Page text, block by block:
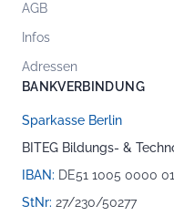
AGB
Infos
Adressen
BANKVERBINDUNG
Sparkasse Berlin
BITEG Bildungs- &
IBAN: DE51 1005 0000
StNr: 27/230/50277